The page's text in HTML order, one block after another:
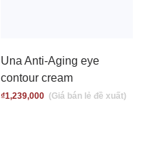
Una Anti-Aging eye
contour cream
₫1,239,000